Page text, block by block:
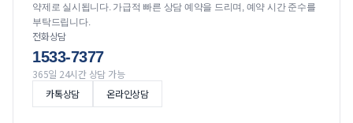
약제로 실시됩니다. 가급적 빠른 상담 예약을 드리며, 예약 시간 준수를
부탁드립니다.
전화상담
1533-7377
365일 24시간 상담 가능
카톡상담
온라인상담